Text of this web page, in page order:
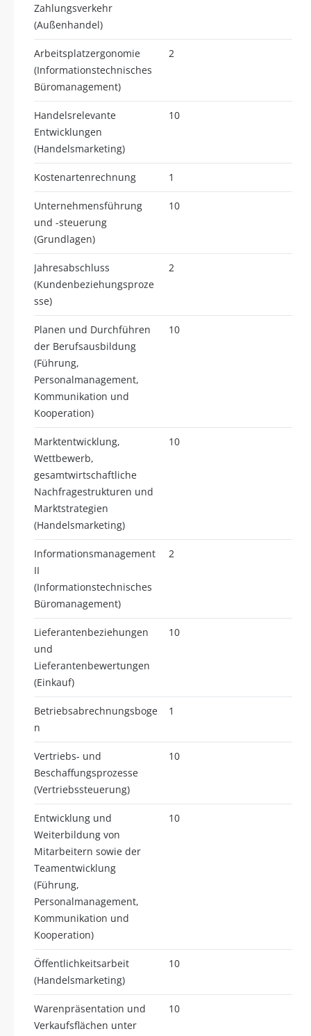
Zahlungsverkehr
(Außenhandel)
Arbeitsplatzergonomie
(Informationstechnisches
Büromanagement)
2
Handelsrelevante
Entwicklungen
(Handelsmarketing)
10
Kostenartenrechnung 1
Unternehmensführung
und -steuerung
(Grundlagen)
10
Jahresabschluss
(Kundenbeziehungsproze
sse)
2
Planen und Durchführen
der Berufsausbildung
(Führung,
Personalmanagement,
Kommunikation und
Kooperation)
10
Marktentwicklung,
Wettbewerb,
gesamtwirtschaftliche
Nachfragestrukturen und
Marktstrategien
(Handelsmarketing)
10
Informationsmanagement
II
(Informationstechnisches
Büromanagement)
2
Lieferantenbeziehungen
und
Lieferantenbewertungen
(Einkauf)
10
Betriebsabrechnungsboge
n
1
Vertriebs- und
Beschaffungsprozesse
(Vertriebssteuerung)
10
Entwicklung und
Weiterbildung von
Mitarbeitern sowie der
Teamentwicklung
(Führung,
Personalmanagement,
Kommunikation und
Kooperation)
10
Öffentlichkeitsarbeit
(Handelsmarketing)
10
Warenpräsentation und
Verkaufsflächen unter
10